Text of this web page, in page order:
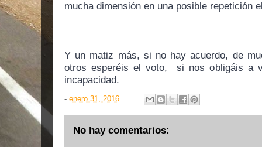
mucha dimensión en una posible repetición
Y un matiz más, si no hay acuerdo, de
otros esperéis el voto,  si nos obligáis a
incapacidad.
- enero 31, 2016
No hay comentarios: